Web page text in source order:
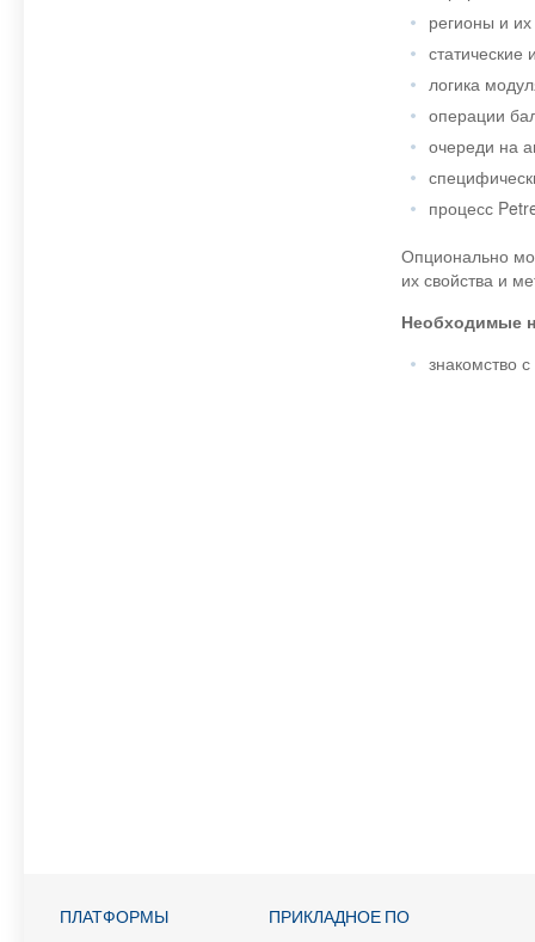
регионы и
логика
операции
очереди на
процесс
Опционально
их свойства и
Необходимые
знакомство
ПЛАТФОРМЫ
ПРИКЛАДНОЕ ПО